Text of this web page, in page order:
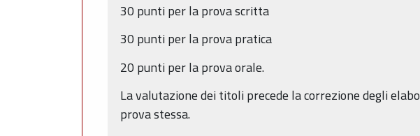
30 punti per la prova scritta
30 punti per la prova pratica
20 punti per la prova orale.
La valutazione dei titoli precede la correzione degli
prova stessa.